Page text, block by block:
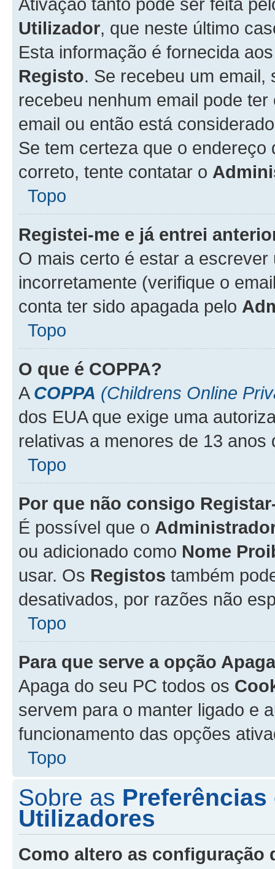
Utilizador, que neste último
Esta informação é fornecida
Registo. Se recebeu um
recebeu nenhum email pode
email ou então está
Se tem certeza que o
correto, tente contatar o
Topo
Registei-me e já entrei
O mais certo é estar a
incorretamente (verifique o
conta ter sido apagada pelo
Topo
O que é COPPA?
A COPPA (Childrens Online
dos EUA que exige uma
relativas a menores de 13 anos
Topo
Por que não consigo
É possível que o
ou adicionado como Nome
usar. Os Registos também
desativados, por razões não
Topo
Para que serve a opção
Apaga do seu PC todos os
servem para o manter ligado e
funcionamento das opções
Topo
Sobre as
Utilizadores
Como altero as configuração